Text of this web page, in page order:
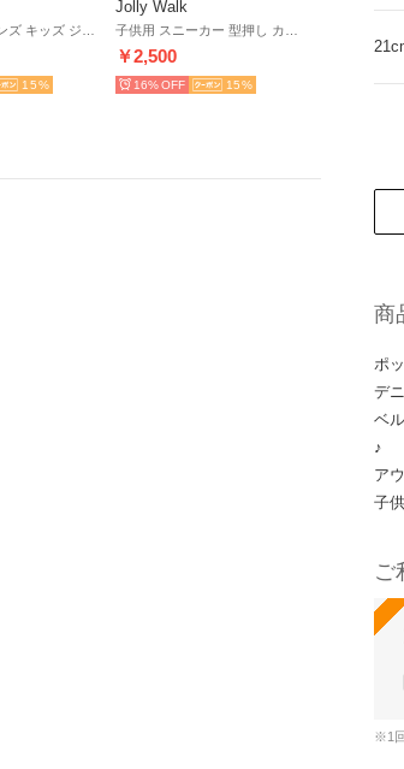
15
Jolly Walk
￥2,500
16% 15
商
ポ
デ
ベ
♪
ア
子
ご
※1